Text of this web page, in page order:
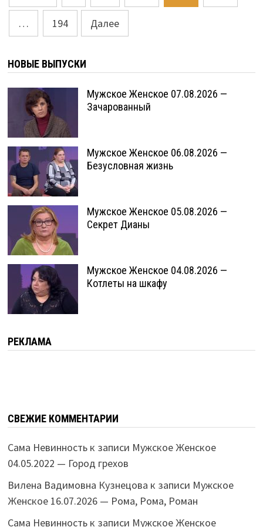
записей
… 194 Далее
НОВЫЕ ВЫПУСКИ
Мужское Женское 07.08.2026 —
Зачарованный
Мужское Женское 06.08.2026 —
Безусловная жизнь
Мужское Женское 05.08.2026 —
Секрет Дианы
Мужское Женское 04.08.2026 —
Котлеты на шкафу
РЕКЛАМА
СВЕЖИЕ КОММЕНТАРИИ
Сама Невинностьк записи Мужское Женское
04.05.2022 — Город грехов
Вилена Вадимовна Кузнецова к записи Мужское
Женское 16.07.2026 — Рома, Рома, Роман
Сама Невинностьк записи Мужское Женское